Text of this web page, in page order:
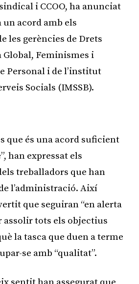
i CCOO, ha anunciat
un acord amb els
les gerències de Drets
Global, Feminismes i
Personal i de l’institut
Socials (IMSSB).
que és una acord suficient
han expressat els
treballadors que han
l’administració. Així
que seguiran “en alerta
assolir tots els objectius
la tasca que duen a terme
se amb “qualitat”.